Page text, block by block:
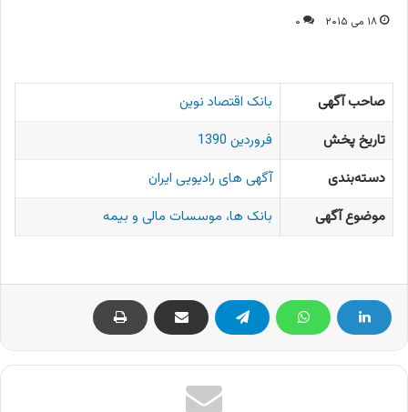
۱۸ می ۲۰۱۵ ۰
صاحب آگهی
بانک اقتصاد نوین
تاریخ پخش
فروردین 1390
دسته‌بندی
آگهی های رادیویی ایران
موضوع آگهی
بانک ها، موسسات مالی و بیمه